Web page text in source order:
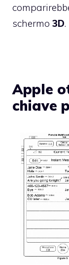
schermo 3D.
Apple
chiave